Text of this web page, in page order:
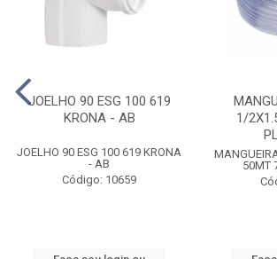
JOELHO 90 ESG 100 619
KRONA - AB
JOELHO 90 ESG 100 619 KRONA
- AB
Código: 10659
1/
50MT